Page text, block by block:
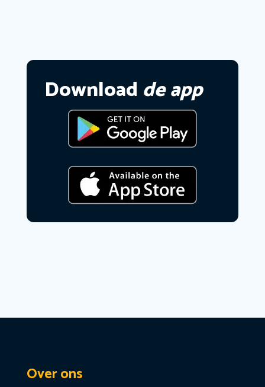
Download de app
Over ons